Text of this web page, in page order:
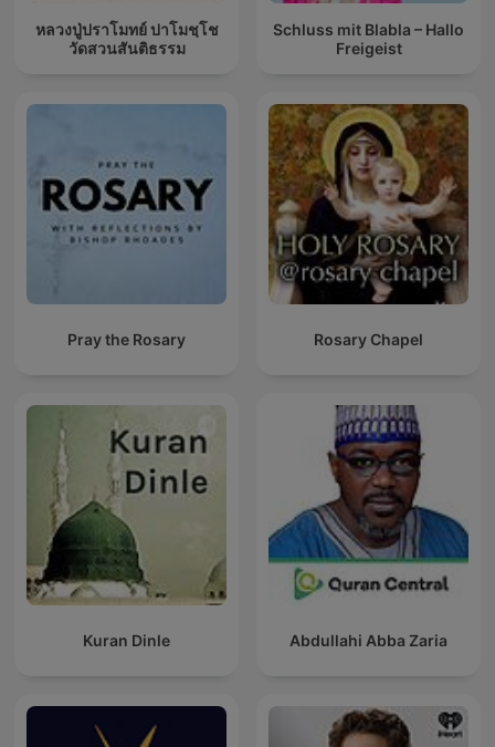
หลวงปู่ปราโมทย์ ปาโมชฺโช
วัดสวนสันติธรรม
Schluss mit Blabla – Hallo
Freigeist
Pray the Rosary Rosary Chapel
Kuran Dinle Abdullahi Abba Zaria